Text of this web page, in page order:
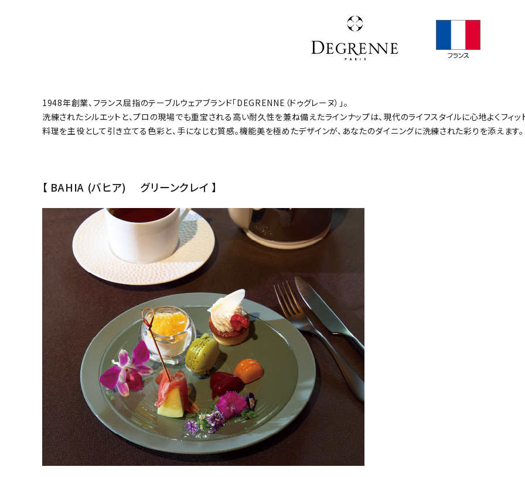
1948年創業、フランス屈指のテーブルウェアブランド「DEGRENNE（ドゥグレーヌ）」。
洗練されたシルエットと、プロの現場でも重宝される高い耐久性を兼ね備えたラインナップは、現代のライフスタイルに心地よくフィッ
料理を主役として引き立てる色彩と、手になじむ質感。機能美を極めたデザインが、あなたのダイニングに洗練された彩りを添えます。
【 BAHIA (バヒア) グリーンクレイ 】